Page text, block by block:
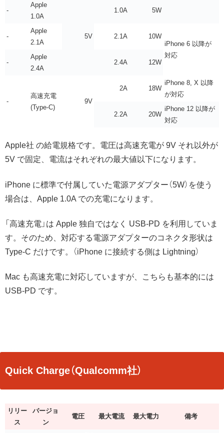
-
Apple
1.0A
5V
1.0A 5W
-
Apple
2.1A
2.1A
10W
iPhone 6 以降が
対応
-
Apple
2.4A
2.4A 12W
-
高速充電
(Type-C)
9V
2A 18W
iPhone 8, X 以降
が対応
2.2A 20W
iPhone 12 以降が
対応
Apple社 の給電規格です。電圧は高速充電が 9V それ以外が
5V で固定、電流はそれぞれの最大値以下になります。
iPhone に標準で付属していた電源アダプター（5W）を使う
場合は、Apple 1.0A での充電になります。
「高速充電」は Apple 独自ではなく USB-PD を利用していま
す。そのため、対応する電源アダプターのコネクタ形状は
Type-C だけです。（iPhone に接続する側は Lightning）
Mac も高速充電に対応していますが、こちらも基本的には
USB-PD です。
Quick Charge（Qualcomm社）
リリー
ス
バージョ
ン
電圧 最大電流 最大電力 備考